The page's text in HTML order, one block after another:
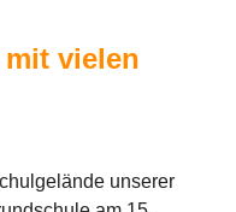
vielen
unserer